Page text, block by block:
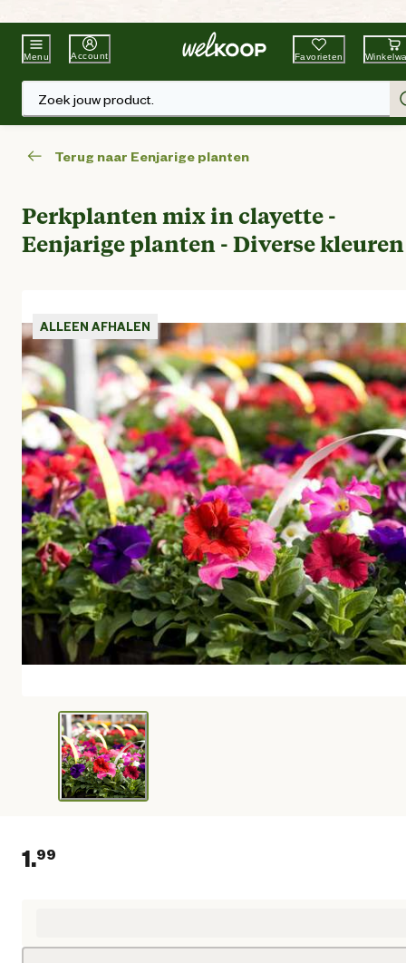
Beste WinkelketenTuin & Dier
Menu Account Favorieten
Zoek jouw product.
Terug naar Eenjarige planten
Perkplanten mix in clayette -
Eenjarige planten - Diverse kleuren
ALLEEN AFHALEN
1.99